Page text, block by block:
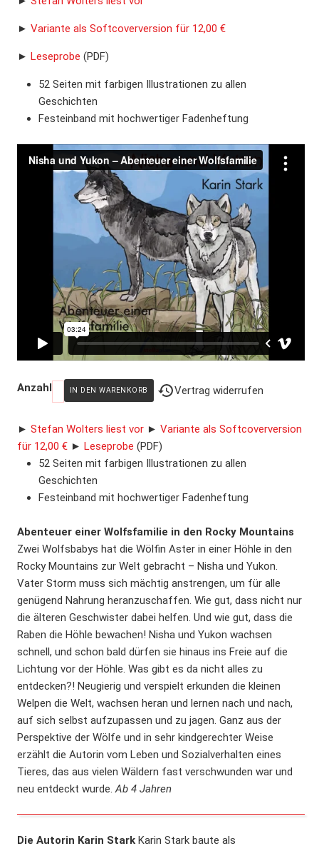
►Variante als Softcoverversion für 12,00 €
►Leseprobe (PDF)
52 Seiten mit farbigen Illustrationen zu allen
Geschichten
Festeinband mit hochwertiger Fadenheftung
Anzahl Vertrag widerrufen
►Stefan Wolters liest vor ►Variante als Softcoverversion
für 12,00 € ► Leseprobe (PDF)
52 Seiten mit farbigen Illustrationen zu allen
Geschichten
Festeinband mit hochwertiger Fadenheftung
Abenteuer einer Wolfsfamilie in den Rocky Mountains
Zwei Wolfsbabys hat die Wölfin Aster in einer Höhle in den
Rocky Mountains zur Welt gebracht – Nisha und Yukon.
Vater Storm muss sich mächtig anstrengen, um für alle
genügend Nahrung heranzuschaffen. Wie gut, dass nicht nur
die älteren Geschwister dabei helfen. Und wie gut, dass die
Raben die Höhle bewachen! Nisha und Yukon wachsen
schnell, und schon bald dürfen sie hinaus ins Freie auf die
Lichtung vor der Höhle. Was gibt es da nicht alles zu
entdecken?! Neugierig und verspielt erkunden die kleinen
Welpen die Welt, wachsen heran und lernen nach und nach,
auf sich selbst aufzupassen und zu jagen. Ganz aus der
Perspektive der Wölfe und in sehr kindgerechter Weise
erzählt die Autorin vom Leben und Sozialverhalten eines
Tieres, das aus vielen Wäldern fast verschwunden war und
neu entdeckt wurde.Ab 4 Jahren
Die Autorin Karin Stark Karin Stark baute als